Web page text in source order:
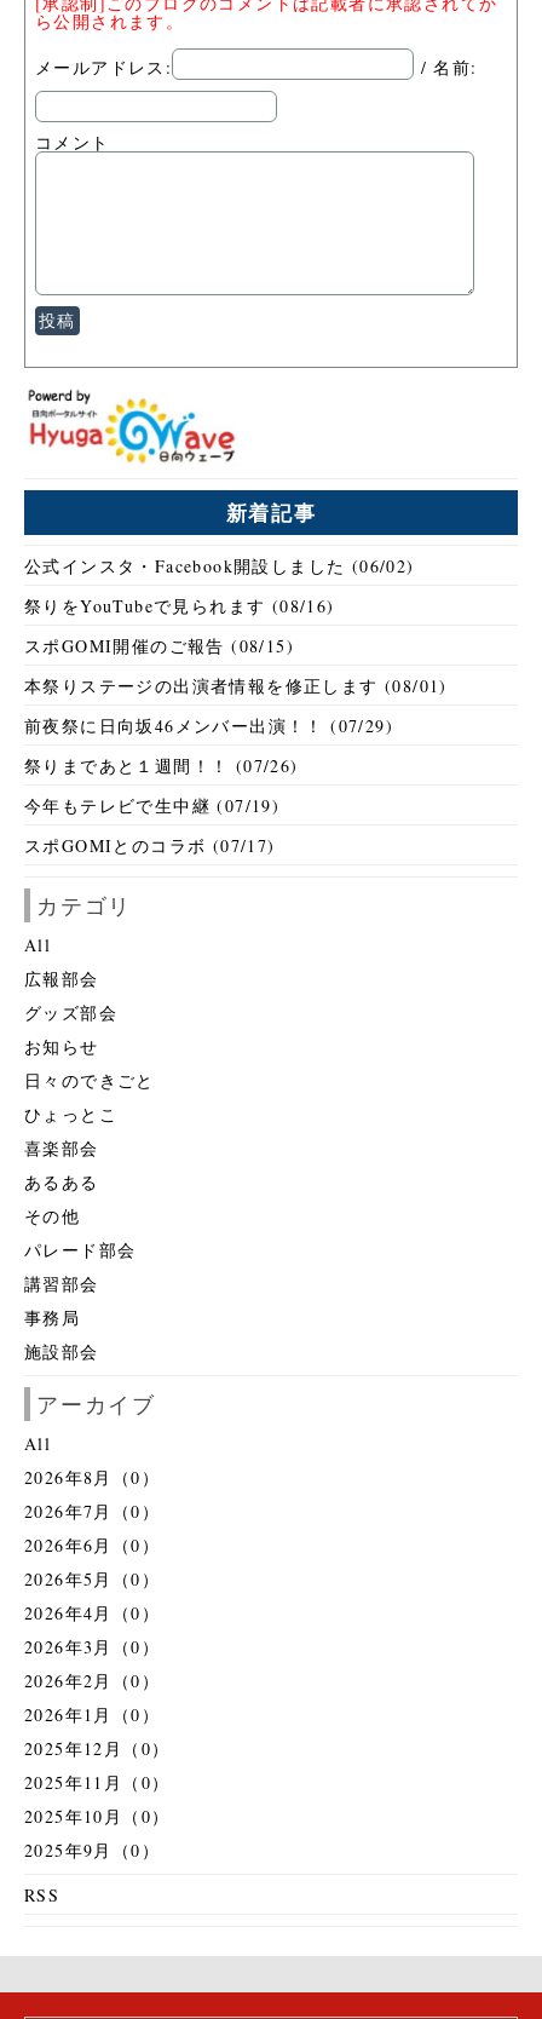
ら公開されます。
メールアドレス:
/ 名前:
コメント
新着記事
公式インスタ・Facebook開設しました (06/02)
祭りをYouTubeで見られます (08/16)
スポGOMI開催のご報告 (08/15)
本祭りステージの出演者情報を修正します (08/01)
前夜祭に日向坂46メンバー出演！！ (07/29)
祭りまであと１週間！！ (07/26)
今年もテレビで生中継 (07/19)
スポGOMIとのコラボ (07/17)
カテゴリ
All
広報部会
グッズ部会
お知らせ
日々のできごと
ひょっとこ
喜楽部会
あるある
その他
パレード部会
講習部会
事務局
施設部会
アーカイブ
All
2026年8月（0）
2026年7月（0）
2026年6月（0）
2026年5月（0）
2026年4月（0）
2026年3月（0）
2026年2月（0）
2026年1月（0）
2025年12月（0）
2025年11月（0）
2025年10月（0）
2025年9月（0）
RSS